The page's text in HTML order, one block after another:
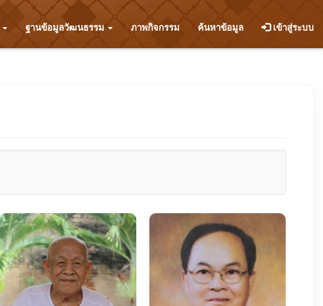
ฐานข้อมูลวัฒนธรรม ภาพกิจกรรม ค้นหาข้อมูล เข้าสู่ระบบ